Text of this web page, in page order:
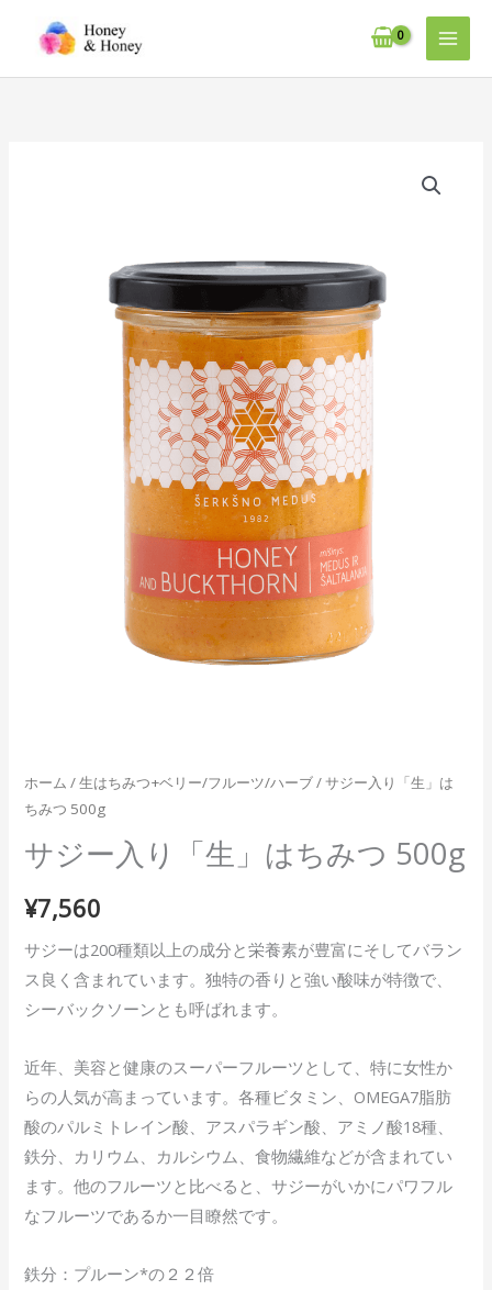
を
ホーム /生はちみつ+ベリー/フルーツ/ハーブ/ サジー入り「生」は
ちみつ 500g
サジー入り「生」はちみつ 500g
¥7,560
サジーは200種類以上の成分と栄養素が豊富にそしてバラン
ス良く含まれています。独特の香りと強い酸味が特徴で、
シーバックソーンとも呼ばれます。
近年、美容と健康のスーパーフルーツとして、特に女性か
らの人気が高まっています。各種ビタミン、OMEGA7脂肪
酸のパルミトレイン酸、アスパラギン酸、アミノ酸18種、
鉄分、カリウム、カルシウム、食物繊維などが含まれてい
ます。他のフルーツと比べると、サジーがいかにパワフル
なフルーツであるか一目瞭然です。
鉄分：プルーン*の２２倍